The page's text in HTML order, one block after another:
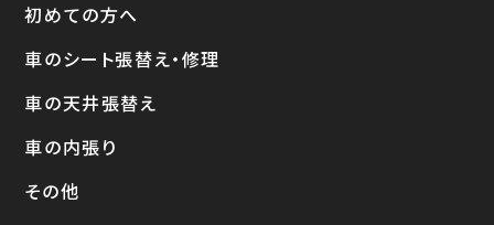
初めての方へ
車のシート張替え・修理
車の天井張替え
車の内張り
その他